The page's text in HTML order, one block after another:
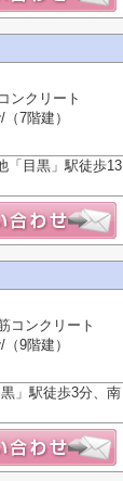
ンクリート
（7階建）
「目黒」駅徒歩13
コンクリート
（9階建）
」駅徒歩3分、南